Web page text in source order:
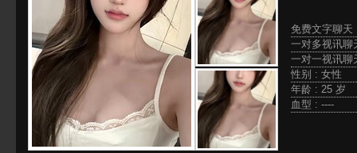
免费文字聊
一对多视讯
一对一视讯
性别 : 女性
年龄 : 25 岁
血型 : ----